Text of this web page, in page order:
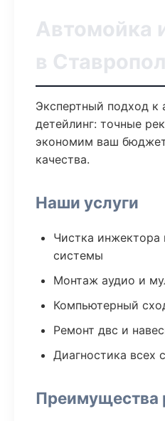
Автомойка
в
Экспертный подход к
детейлинг: точные
экономим ваш
качества.
Наши услуги
Чистка инжектора
системы
Монтаж аудио и
Компьютерный
Ремонт двс и
Диагностика всех
Преимущества